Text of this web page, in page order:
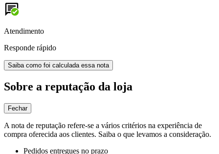
Atendimento
Responde rápido
Saiba como foi calculada essa nota
Sobre a reputação da loja
Fechar
A nota de reputação refere-se a vários critérios na experiência de
compra oferecida aos clientes. Saiba o que levamos a consideração.
Pedidos entregues no prazo